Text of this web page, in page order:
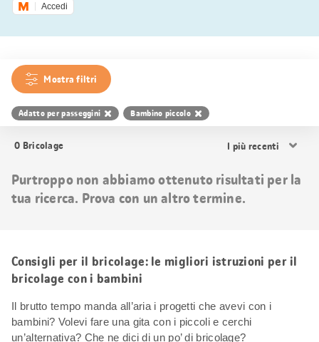
Accedi
Mostra filtri
Adatto per passeggini Bambino piccolo
0 Bricolage
i
Purtroppo non abbiamo ottenuto risultati per la
tua ricerca. Prova con un altro termine.
Consigli per il bricolage: le migliori istruzioni per il
bricolage con i bambini
Il brutto tempo manda all’aria i progetti che avevi con i
bambini? Volevi fare una gita con i piccoli e cerchi
un’alternativa? Che ne dici di un po’ di bricolage?